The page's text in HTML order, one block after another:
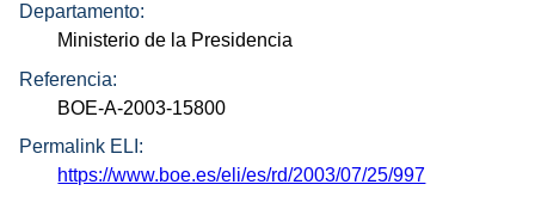
Departamento:
Ministerio de la Presidencia
Referencia:
BOE-A-2003-15800
Permalink ELI:
https://www.boe.es/eli/es/rd/2003/07/25/997